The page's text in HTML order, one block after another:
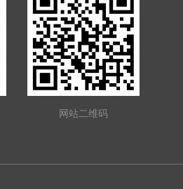
网站二维码